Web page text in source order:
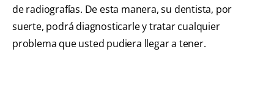
de radiografías. De esta manera, su dentista, por
suerte, podrá diagnosticarle y tratar cualquier
problema que usted pudiera llegar a tener.